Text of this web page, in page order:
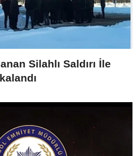
Silahlı Saldırı İle